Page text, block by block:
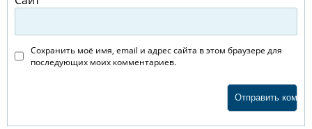
Сохранить моё имя, email и адрес сайта в этом браузере для
последующих моих комментариев.